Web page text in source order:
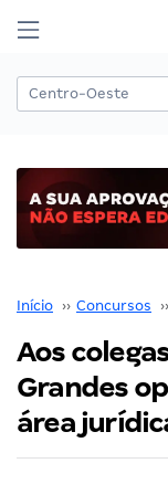
Início ›› Concursos ››
Aos
Grandes
área